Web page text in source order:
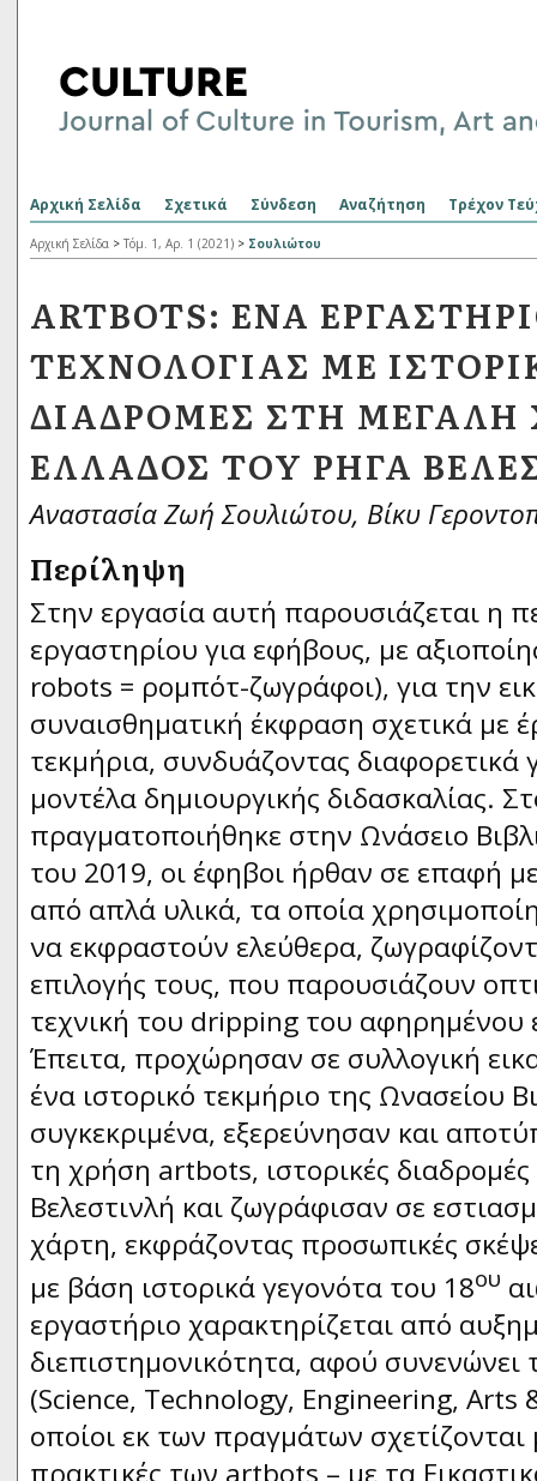
Αρχική Σελίδα Σχετικά Σύνδεση Αναζήτηση Τρέχον
Αρχική Σελίδα > Τόμ. 1, Αρ. 1 (2021) > Σουλιώτου
ARTBOTS: ΈΝΑ
ΤΕΧΝΟΛΟΓΊΑΣ ΜΕ
ΔΙΑΔΡΟΜΈΣ ΣΤΗ ΜΕΓΆΛΗ
ΕΛΛΆΔΟΣ ΤΟΥ ΡΉΓΑ
Αναστασία Ζωή Σουλιώτου, Βίκυ
Περίληψη
Στην εργασία αυτή παρουσιάζεται η
εργαστηρίου για εφήβους, με
robots = ρομπότ-ζωγράφοι), για την
συναισθηματική έκφραση σχετικά με
τεκμήρια, συνδυάζοντας διαφορετικά
μοντέλα δημιουργικής διδασκαλίας.
πραγματοποιήθηκε στην Ωνάσειο
του 2019, οι έφηβοι ήρθαν σε επαφή
από απλά υλικά, τα οποία
να εκφραστούν ελεύθερα,
επιλογής τους, που παρουσιάζουν
τεχνική του dripping του αφηρημένου
Έπειτα, προχώρησαν σε συλλογική
ένα ιστορικό τεκμήριο της Ωνασείου
συγκεκριμένα, εξερεύνησαν και
τη χρήση artbots, ιστορικές
Βελεστινλή και ζωγράφισαν σε
χάρτη, εκφράζοντας προσωπικές
με βάση ιστορικά γεγονότα του 18ου
εργαστήριο χαρακτηρίζεται από
διεπιστημονικότητα, αφού συνενώνει
(Science, Technology, Engineering, Arts
οποίοι εκ των πραγμάτων σχετίζονται
πρακτικές των artbots – με τα